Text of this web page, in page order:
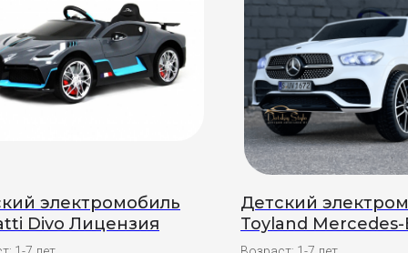
электромобиль
Divo Лицензия
Детский
Toyland
AMG GLE 450 Lux